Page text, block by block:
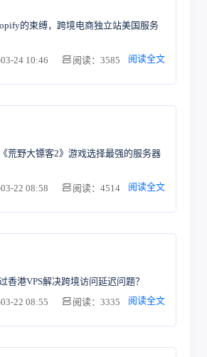
的束缚，跨境电商独立站美国服务
24 10:46
阅读：3585 阅读全文
荒野大镖客2》游戏选择最强的服务器
22 08:58
阅读：4514 阅读全文
香港VPS解决跨境访问延迟问题？
22 08:55
阅读：3335 阅读全文